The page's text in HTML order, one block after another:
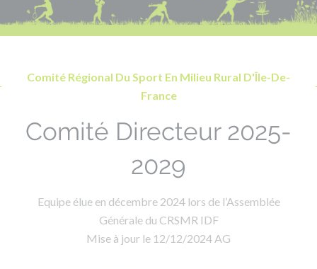
Comité Régional Du Sport En Milieu Rural D'Île-De-
France
Comité Directeur 2025-
2029
Equipe élue en décembre 2024 lors de l’Assemblée
Générale du CRSMR IDF
Mise à jour le 12/12/2024 AG